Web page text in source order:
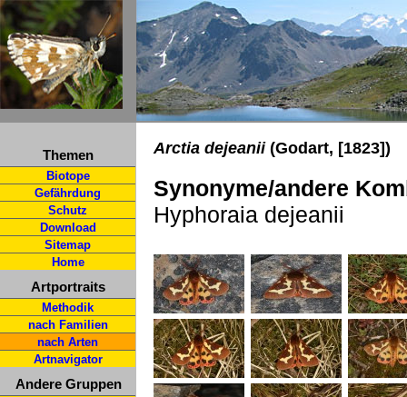
Themen
Biotope
Gefährdung
Schutz
Download
Sitemap
Home
Artportraits
Methodik
nach Familien
nach Arten
Artnavigator
Andere Gruppen
Arctia dejeanii(Godart, [1823])
Synonyme/andere
Hyphoraia dejeanii